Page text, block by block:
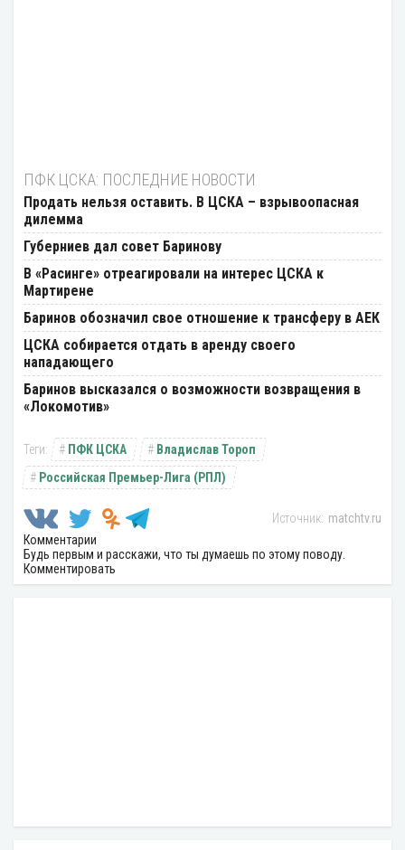
ПФК ЦСКА: ПОСЛЕДНИЕ НОВОСТИ
Продать нельзя оставить. В ЦСКА – взрывоопасная
дилемма
Губерниев дал совет Баринову
В «Расинге» отреагировали на интерес ЦСКА к
Мартирене
Баринов обозначил свое отношение к трансферу в АЕК
ЦСКА собирается отдать в аренду своего
нападающего
Баринов высказался о возможности возвращения в
«Локомотив»
ПФК ЦСКА
Владислав Тороп
Российская Премьер-Лига (РПЛ)
matchtv.ru
Комментарии
Будь первым и расскажи, что ты думаешь по этому поводу.
Комментировать